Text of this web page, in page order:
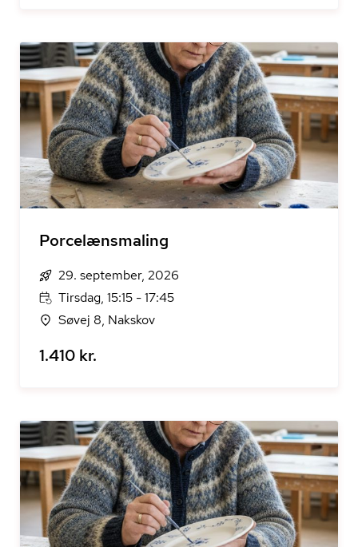
Porcelænsmaling
29. september, 2026
Tirsdag, 15:15 - 17:45
Søvej 8, Nakskov
1.410 kr.